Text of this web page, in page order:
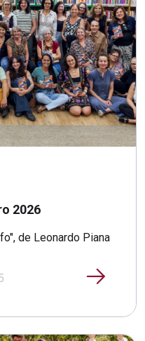
2026
de Leonardo Piana